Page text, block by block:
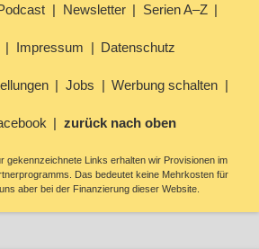
Newsletter Serien A–Z
Impressum Datenschutz
Jobs Werbung schalten
zurück nach oben
gekennzeichnete Links erhalten wir Provisionen im
Das bedeutet keine Mehrkosten für
aber bei der Finanzierung dieser Website.